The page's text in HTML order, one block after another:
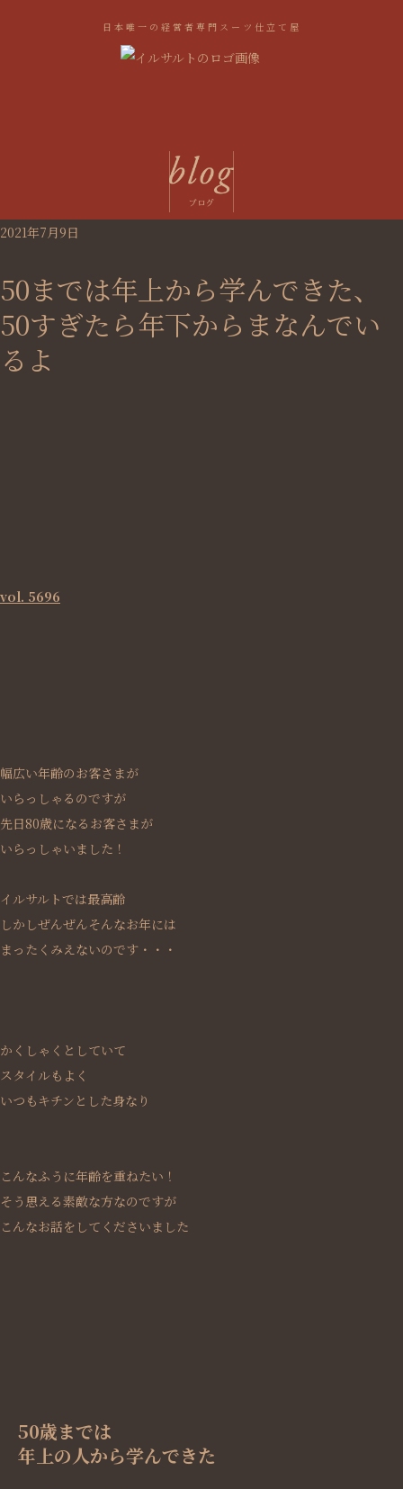
日本唯一の経営者専門スーツ仕立て屋
2021年7月9日
50までは年上から学んできた、
50すぎたら年下からまなんでい
るよ
vol. 5696
幅広い年齢のお客さまが
いらっしゃるのですが
先日80歳になるお客さまが
いらっしゃいました！
イルサルトでは最高齢
しかしぜんぜんそんなお年には
まったくみえないのです・・・
かくしゃくとしていて
スタイルもよく
いつもキチンとした身なり
こんなふうに年齢を重ねたい！
そう思える素敵な方なのですが
こんなお話をしてくださいました
50歳までは
年上の人から学んできた